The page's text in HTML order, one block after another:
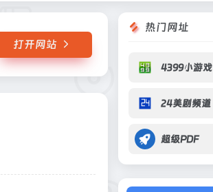
打开网站
热门网址
4399小游戏
24美剧频道
超级PDF